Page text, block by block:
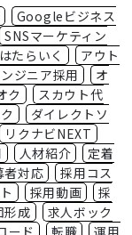
Googleビジネス
SNSマーケティン
はたらいく
アウト
ジニア採用
オ
ク
スカウト代
ダイレクトソ
リクナビNEXT
人材紹介
定着
者対応
採用コス
採用動画
採
形成
求人ボック